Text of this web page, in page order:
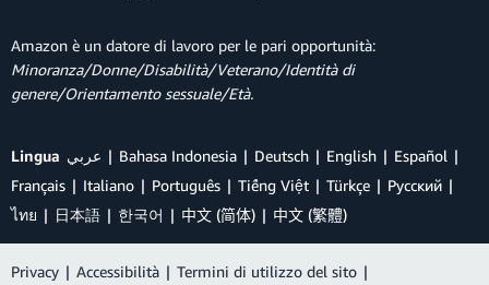
Amazon è un datore di lavoro per le pari opportunità:
Minoranza/Donne/Disabilità/Veterano/Identità di
genere/Orientamento sessuale/Età.
Lingua عربي Bahasa Indonesia Deutsch English
Español
Français
Italiano Português Tiếng Việt Türkçe
Ρусский
ไทย
日本語 한국어 中文 (简体) 中文 (繁體)
Privacy | Accessibilità | Termini di utilizzo del sito |